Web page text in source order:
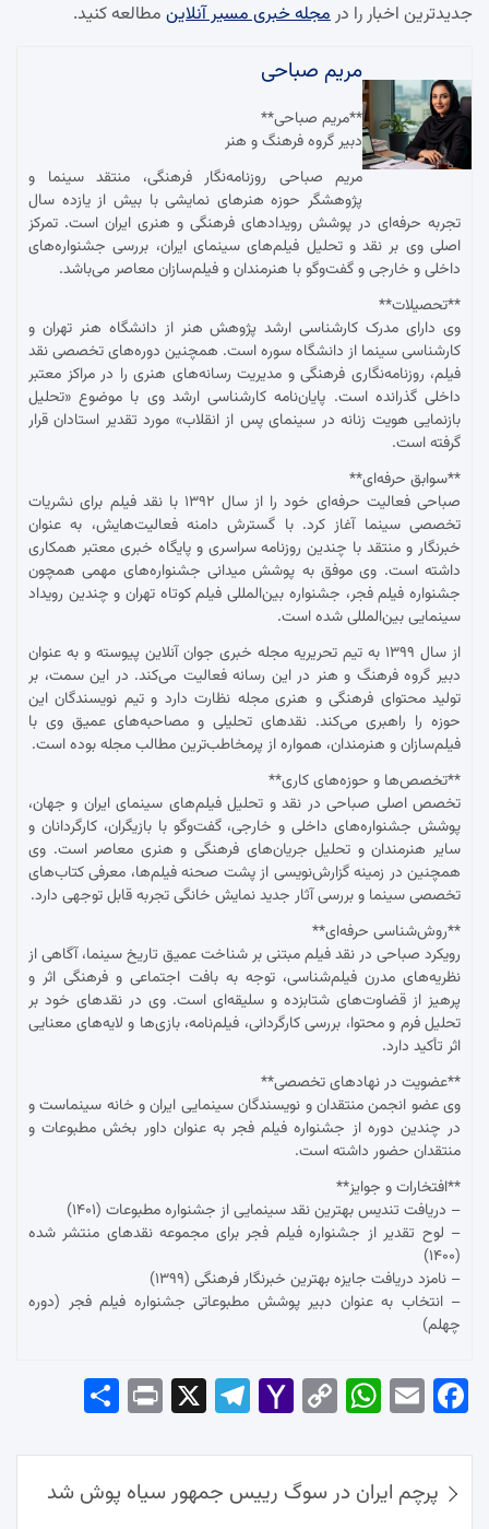
جدیدترین اخبار را درمجله خبری مسیر آنلاین مطالعه کنید.
مریم صباحی
**مریم صباحی**
دبیر گروه فرهنگ و هنر
مریم صباحی روزنامه‌نگار فرهنگی، منتقد سینما و
پژوهشگر حوزه هنرهای نمایشی با بیش از یازده سال
تجربه حرفه‌ای در پوشش رویدادهای فرهنگی و هنری ایران است. تمرکز
اصلی وی بر نقد و تحلیل فیلم‌های سینمای ایران، بررسی جشنواره‌های
داخلی و خارجی و گفت‌وگو با هنرمندان و فیلم‌سازان معاصر می‌باشد.
**تحصیلات**
وی دارای مدرک کارشناسی ارشد پژوهش هنر از دانشگاه هنر تهران و
کارشناسی سینما از دانشگاه سوره است. همچنین دوره‌های تخصصی نقد
فیلم، روزنامه‌نگاری فرهنگی و مدیریت رسانه‌های هنری را در مراکز معتبر
داخلی گذرانده است. پایان‌نامه کارشناسی ارشد وی با موضوع «تحلیل
بازنمایی هویت زنانه در سینمای پس از انقلاب» مورد تقدیر استادان قرار
گرفته است.
**سوابق حرفه‌ای**
صباحی فعالیت حرفه‌ای خود را از سال ۱۳۹۲ با نقد فیلم برای نشریات
تخصصی سینما آغاز کرد. با گسترش دامنه فعالیت‌هایش، به عنوان
خبرنگار و منتقد با چندین روزنامه سراسری و پایگاه خبری معتبر همکاری
داشته است. وی موفق به پوشش میدانی جشنواره‌های مهمی همچون
جشنواره فیلم فجر، جشنواره بین‌المللی فیلم کوتاه تهران و چندین رویداد
سینمایی بین‌المللی شده است.
از سال ۱۳۹۹ به تیم تحریریه مجله خبری جوان آنلاین پیوسته و به عنوان
دبیر گروه فرهنگ و هنر در این رسانه فعالیت می‌کند. در این سمت، بر
تولید محتوای فرهنگی و هنری مجله نظارت دارد و تیم نویسندگان این
حوزه را راهبری می‌کند. نقدهای تحلیلی و مصاحبه‌های عمیق وی با
فیلم‌سازان و هنرمندان، همواره از پرمخاطب‌ترین مطالب مجله بوده است.
**تخصص‌ها و حوزه‌های کاری**
تخصص اصلی صباحی در نقد و تحلیل فیلم‌های سینمای ایران و جهان،
پوشش جشنواره‌های داخلی و خارجی، گفت‌وگو با بازیگران، کارگردانان و
سایر هنرمندان و تحلیل جریان‌های فرهنگی و هنری معاصر است. وی
همچنین در زمینه گزارش‌نویسی از پشت صحنه فیلم‌ها، معرفی کتاب‌های
تخصصی سینما و بررسی آثار جدید نمایش خانگی تجربه قابل توجهی دارد.
**روش‌شناسی حرفه‌ای**
رویکرد صباحی در نقد فیلم مبتنی بر شناخت عمیق تاریخ سینما، آگاهی از
نظریه‌های مدرن فیلم‌شناسی، توجه به بافت اجتماعی و فرهنگی اثر و
پرهیز از قضاوت‌های شتابزده و سلیقه‌ای است. وی در نقدهای خود بر
تحلیل فرم و محتوا، بررسی کارگردانی، فیلم‌نامه، بازی‌ها و لایه‌های معنایی
اثر تأکید دارد.
**عضویت در نهادهای تخصصی**
وی عضو انجمن منتقدان و نویسندگان سینمایی ایران و خانه سینماست و
در چندین دوره از جشنواره فیلم فجر به عنوان داور بخش مطبوعات و
منتقدان حضور داشته است.
**افتخارات و جوایز**
– دریافت تندیس بهترین نقد سینمایی از جشنواره مطبوعات (۱۴۰۱)
– لوح تقدیر از جشنواره فیلم فجر برای مجموعه نقدهای منتشر شده
(۱۴۰۰)
– نامزد دریافت جایزه بهترین خبرنگار فرهنگی (۱۳۹۹)
– انتخاب به عنوان دبیر پوشش مطبوعاتی جشنواره فیلم فجر (دوره
چهلم)
Fac
ok
Em
Wh
Ap
p
Co
Lin
k
Yah
Mai
l
Tel
am
Pri
نوشته‌ها
پرچم ایران در سوگ رییس جمهور سیاه پوش شد